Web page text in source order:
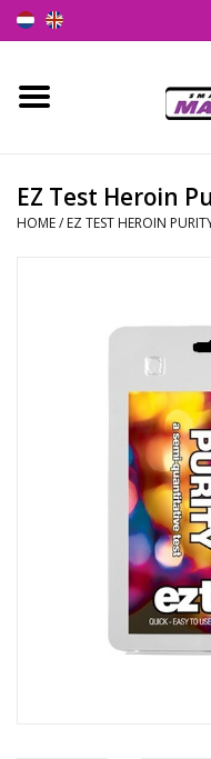
Home
Smartshop
Rituals & Wierook
EZ Test Heroin
HOME/ EZ TEST HEROIN